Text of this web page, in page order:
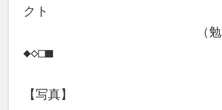
クト
（勉強会）」を
◆◇□■
【写真】